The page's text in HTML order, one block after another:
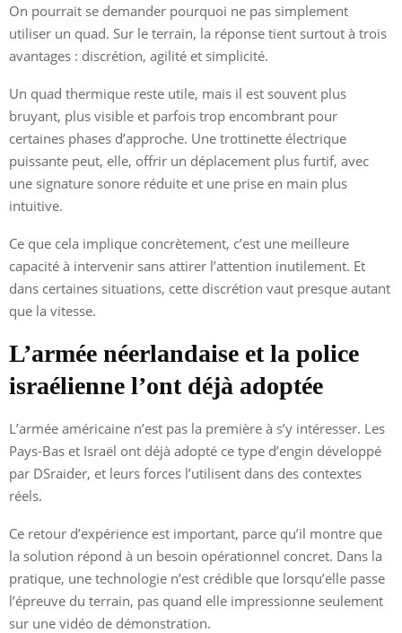
On pourrait se demander pourquoi ne pas simplement
utiliser un quad. Sur le terrain, la réponse tient surtout à trois
avantages : discrétion, agilité et simplicité.
Un quad thermique reste utile, mais il est souvent plus
bruyant, plus visible et parfois trop encombrant pour
certaines phases d’approche. Une trottinette électrique
puissante peut, elle, offrir un déplacement plus furtif, avec
une signature sonore réduite et une prise en main plus
intuitive.
Ce que cela implique concrètement, c’est une meilleure
capacité à intervenir sans attirer l’attention inutilement. Et
dans certaines situations, cette discrétion vaut presque autant
que la vitesse.
L’armée néerlandaise et la police
israélienne l’ont déjà adoptée
L’armée américaine n’est pas la première à s’y intéresser. Les
Pays-Bas et Israël ont déjà adopté ce type d’engin développé
par DSraider, et leurs forces l’utilisent dans des contextes
réels.
Ce retour d’expérience est important, parce qu’il montre que
la solution répond à un besoin opérationnel concret. Dans la
pratique, une technologie n’est crédible que lorsqu’elle passe
l’épreuve du terrain, pas quand elle impressionne seulement
sur une vidéo de démonstration.